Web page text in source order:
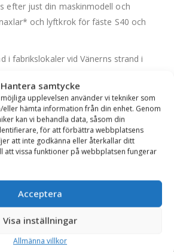
Hantera samtycke
upplevelsen använder vi tekniker som
hämta information från din enhet. Genom
kan vi behandla data, såsom din
för att förbättra webbplatsens
att inte godkänna eller återkallar ditt
att vissa funktioner på webbplatsen fungerar
Acceptera
Visa inställningar
Allmänna villkor
efter just din maskinmodell och
och lyftkrok för fäste S40 och
i fabrikslokaler vid Vänerns strand i
på axlar levereras utan axlar.
Maskinaxlar
ingår